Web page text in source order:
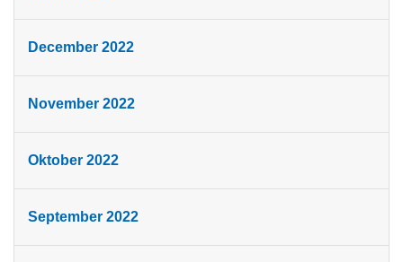
December 2022
November 2022
Oktober 2022
September 2022